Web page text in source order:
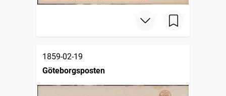
1859-02-19
Göteborgsposten